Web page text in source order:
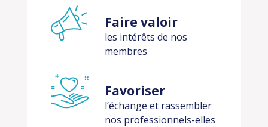
Faire valoir
les intérêts de nos
membres
Favoriser
l’échange et rassembler
nos professionnels-elles